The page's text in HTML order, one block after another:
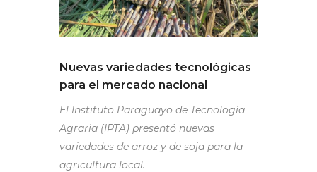
Nuevas variedades tecnológicas
para el mercado nacional
El Instituto Paraguayo de Tecnología
Agraria (IPTA) presentó nuevas
variedades de arroz y de soja para la
agricultura local.